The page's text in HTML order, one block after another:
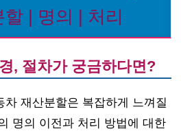
| 명의 | 처리
, 절차가 궁금하다면?
차 재산분할은 복잡하게 느껴질
명의 이전과 처리 방법에 대한